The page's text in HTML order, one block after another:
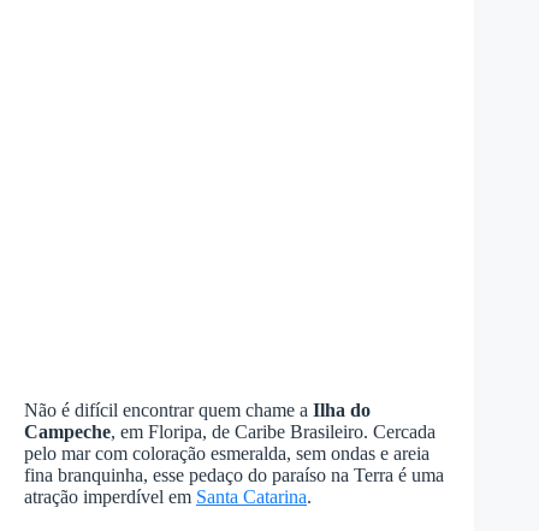
Não é difícil encontrar quem chame a Ilha do
Campeche, em Floripa, de Caribe Brasileiro. Cercada
pelo mar com coloração esmeralda, sem ondas e areia
fina branquinha, esse pedaço do paraíso na Terra é uma
atração imperdível em Santa Catarina.